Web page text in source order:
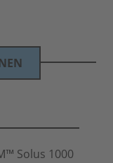
Solus 1000